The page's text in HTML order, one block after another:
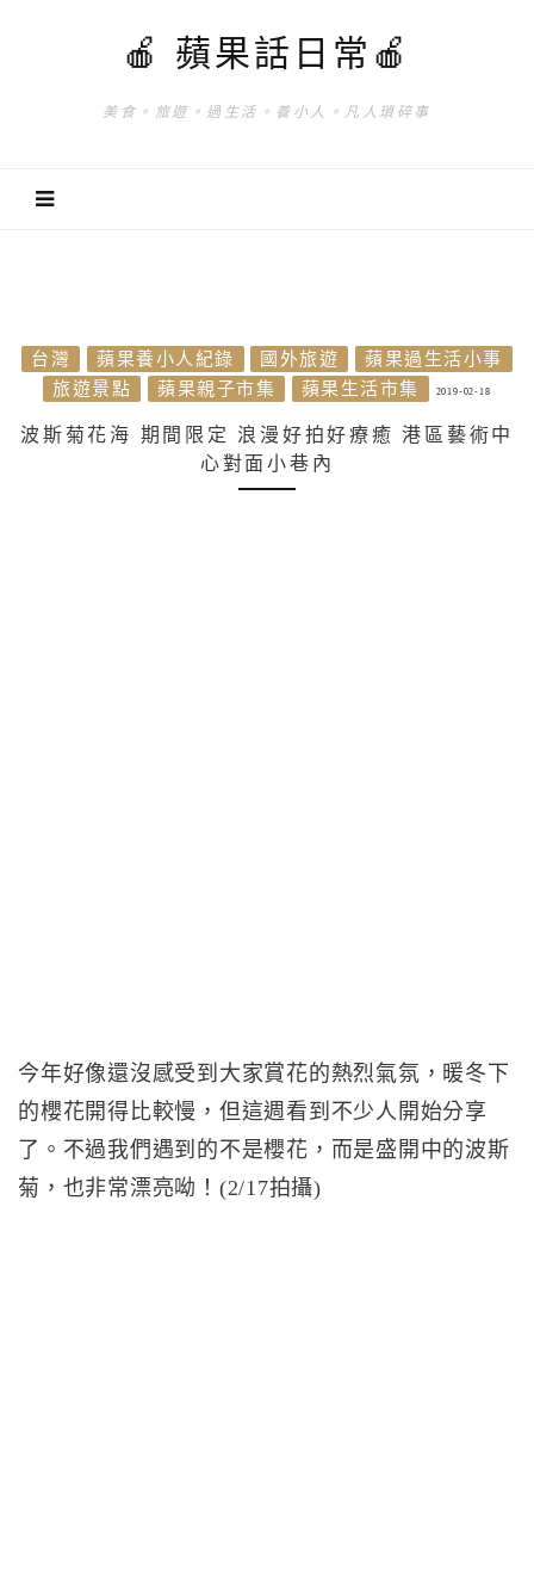
🍎 蘋果話日常🍎
美食。旅遊。過生活。養小人。凡人瑣碎事
台灣 蘋果養小人紀錄 國外旅遊
蘋果過生活小事
旅遊景點
蘋果親子市集 蘋果生活市集 2019-02-18
波斯菊花海 期間限定 浪漫好拍好療癒 港區藝術中
心對面小巷內
今年好像還沒感受到大家賞花的熱烈氣氛，暖冬下
的櫻花開得比較慢，但這週看到不少人開始分享
了。不過我們遇到的不是櫻花，而是盛開中的波斯
菊，也非常漂亮呦！(2/17拍攝)